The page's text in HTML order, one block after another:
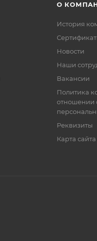
О
История
Новости
Наши
Вакансии
Политика
отношении
Реквизиты
Карта сайта